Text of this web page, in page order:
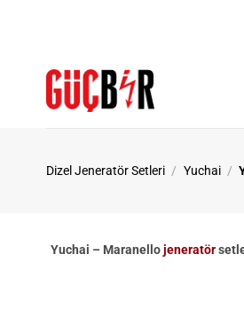
Dizel Jeneratör Setleri / Yuchai /
Yuchai – Maranellojeneratör